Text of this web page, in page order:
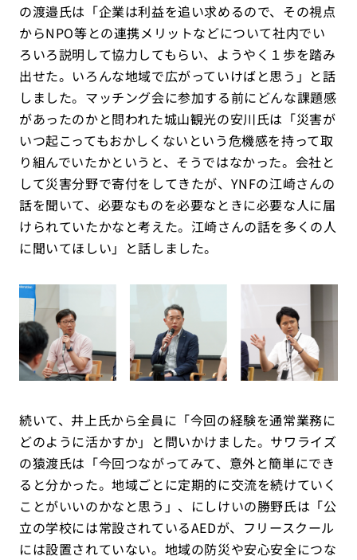
の渡邉氏は「企業は利益を追い求めるので、その視点
からNPO等との連携メリットなどについて社内でい
ろいろ説明して協力してもらい、ようやく１歩を踏み
出せた。いろんな地域で広がっていけばと思う」と話
しました。マッチング会に参加する前にどんな課題感
があったのかと問われた城山観光の安川氏は「災害が
いつ起こってもおかしくないという危機感を持って取
り組んでいたかというと、そうではなかった。会社と
して災害分野で寄付をしてきたが、YNFの江崎さんの
話を聞いて、必要なものを必要なときに必要な人に届
けられていたかなと考えた。江崎さんの話を多くの人
に聞いてほしい」と話しました。
続いて、井上氏から全員に「今回の経験を通常業務に
どのように活かすか」と問いかけました。サワライズ
の猿渡氏は「今回つながってみて、意外と簡単にでき
ると分かった。地域ごとに定期的に交流を続けていく
ことがいいのかなと思う」、にしけいの勝野氏は「公
立の学校には常設されているAEDが、フリースクール
には設置されていない。地域の防災や安心安全につな